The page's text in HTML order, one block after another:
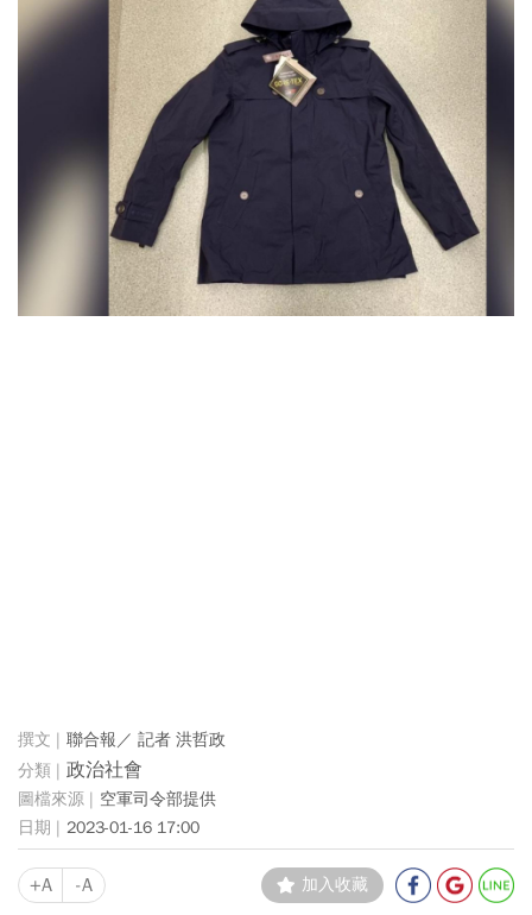
聯合報／ 記者 洪哲政
政治社會
空軍司令部提供
2023-01-16 17:00
+A -A 加入收藏